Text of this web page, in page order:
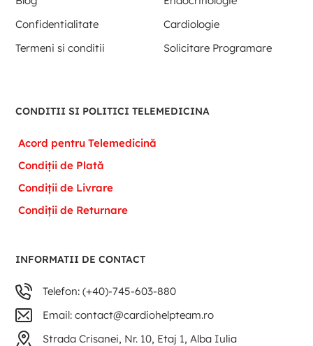
Confidentialitate
Cardiologie
Termeni si conditii
Solicitare Programare
CONDITII SI POLITICI TELEMEDICINA
Acord pentru Telemedicină
Condiții de Plată
Condiții de Livrare
Condiții de Returnare
INFORMATII DE CONTACT
Telefon: (+40)-745-603-880
Email: contact@cardiohelpteam.ro
Strada Crisanei, Nr. 10, Etaj 1, Alba Iulia